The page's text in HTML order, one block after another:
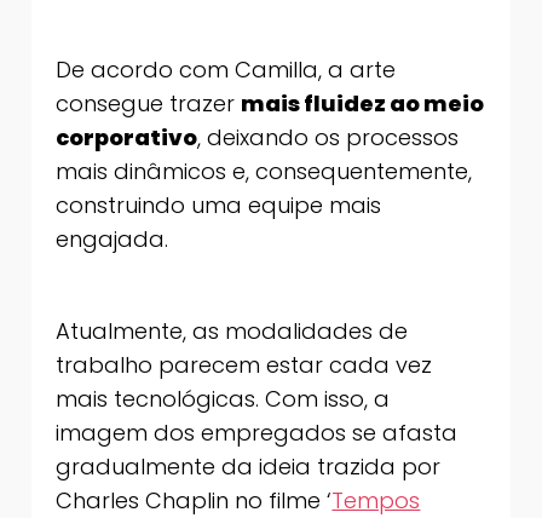
De acordo com Camilla, a arte
consegue trazer mais fluidez ao meio
corporativo, deixando os processos
mais dinâmicos e, consequentemente,
construindo uma equipe mais
engajada.
Atualmente, as modalidades de
trabalho parecem estar cada vez
mais tecnológicas. Com isso, a
imagem dos empregados se afasta
gradualmente da ideia trazida por
Charles Chaplin no filme ‘Tempos